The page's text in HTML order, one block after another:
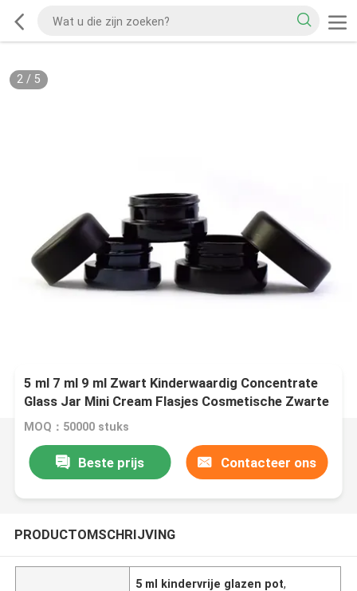
2/ 5
5 ml 7 ml 9 ml Zwart Kinderwaardig Concentrate
Glass Jar Mini Cream Flasjes Cosmetische Zwarte
Containers potten met deksel
MOQ：50000 stuks
Beste prijs Contacteer ons
PRODUCTOMSCHRIJVING
5 ml kindervrije glazen pot,